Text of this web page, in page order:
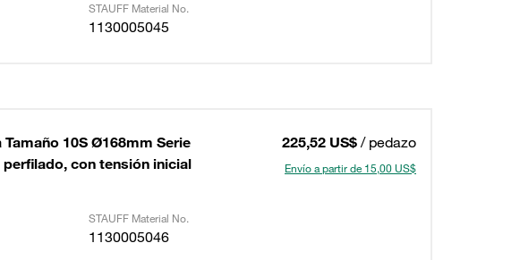
STAUFF Material No.
1130005045
10S Ø168mm Serie
con tensión inicial
225,52 US$ / pedazo
Envío a partir de 15,00 US$
STAUFF Material No.
1130005046